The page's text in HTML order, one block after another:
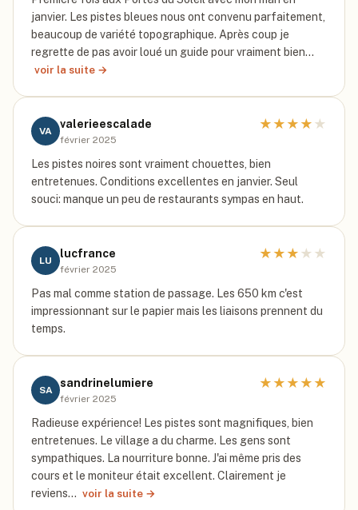
janvier. Les pistes bleues nous ont convenu parfaitement,
beaucoup de variété topographique. Après coup je
regrette de pas avoir loué un guide pour vraiment bien…
voir la suite →
VA
valerieescalade
février 2025
★ ★ ★ ★ ★
Les pistes noires sont vraiment chouettes, bien
entretenues. Conditions excellentes en janvier. Seul
souci: manque un peu de restaurants sympas en haut.
LU
lucfrance
février 2025
★ ★ ★ ★ ★
Pas mal comme station de passage. Les 650 km c'est
impressionnant sur le papier mais les liaisons prennent du
temps.
SA
sandrinelumiere
février 2025
★ ★ ★ ★ ★
Radieuse expérience! Les pistes sont magnifiques, bien
entretenues. Le village a du charme. Les gens sont
sympathiques. La nourriture bonne. J'ai même pris des
cours et le moniteur était excellent. Clairement je
reviens… voir la suite →